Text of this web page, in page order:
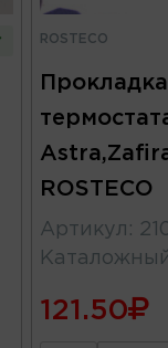
ROSTECO
ROSTECO
Артикул :
121.50